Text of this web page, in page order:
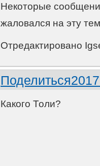
Некоторые
жаловался на эту
Отредактировано
Поделиться
Какого Толи?